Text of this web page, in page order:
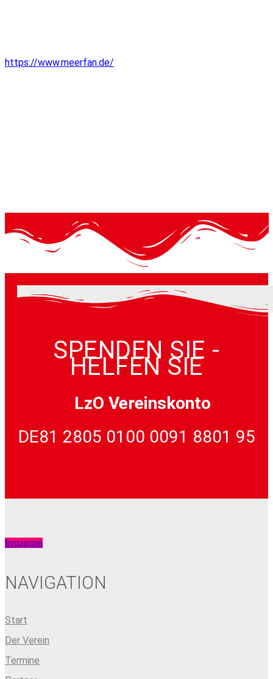
https://www.meerfan.de/
SPENDEN SIE -
HELFEN SIE
LzO Vereinskonto
DE81 2805 0100 0091 8801 95
Instagram
NAVIGATION
Start
Der Verein
Termine